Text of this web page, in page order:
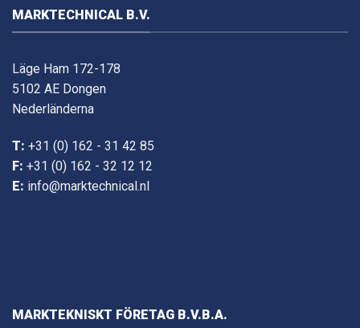
MARKTECHNICAL B.V.
Läge Ham 172-178
5102 AE Dongen
Nederländerna
T: +31 (0) 162 - 31 42 85
F: +31 (0) 162 - 32 12 12
E: info@marktechnical.nl
MARKTEKNISKT FÖRETAG B.V.B.A.